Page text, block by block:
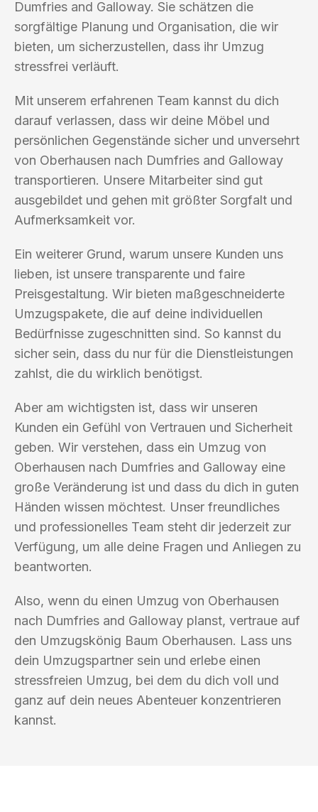
Dumfries and Galloway. Sie schätzen die
sorgfältige Planung und Organisation, die wir
bieten, um sicherzustellen, dass ihr Umzug
stressfrei verläuft.
Mit unserem erfahrenen Team kannst du dich
darauf verlassen, dass wir deine Möbel und
persönlichen Gegenstände sicher und unversehrt
von Oberhausen nach Dumfries and Galloway
transportieren. Unsere Mitarbeiter sind gut
ausgebildet und gehen mit größter Sorgfalt und
Aufmerksamkeit vor.
Ein weiterer Grund, warum unsere Kunden uns
lieben, ist unsere transparente und faire
Preisgestaltung. Wir bieten maßgeschneiderte
Umzugspakete, die auf deine individuellen
Bedürfnisse zugeschnitten sind. So kannst du
sicher sein, dass du nur für die Dienstleistungen
zahlst, die du wirklich benötigst.
Aber am wichtigsten ist, dass wir unseren
Kunden ein Gefühl von Vertrauen und Sicherheit
geben. Wir verstehen, dass ein Umzug von
Oberhausen nach Dumfries and Galloway eine
große Veränderung ist und dass du dich in guten
Händen wissen möchtest. Unser freundliches
und professionelles Team steht dir jederzeit zur
Verfügung, um alle deine Fragen und Anliegen zu
beantworten.
Also, wenn du einen Umzug von Oberhausen
nach Dumfries and Galloway planst, vertraue auf
den Umzugskönig Baum Oberhausen. Lass uns
dein Umzugspartner sein und erlebe einen
stressfreien Umzug, bei dem du dich voll und
ganz auf dein neues Abenteuer konzentrieren
kannst.